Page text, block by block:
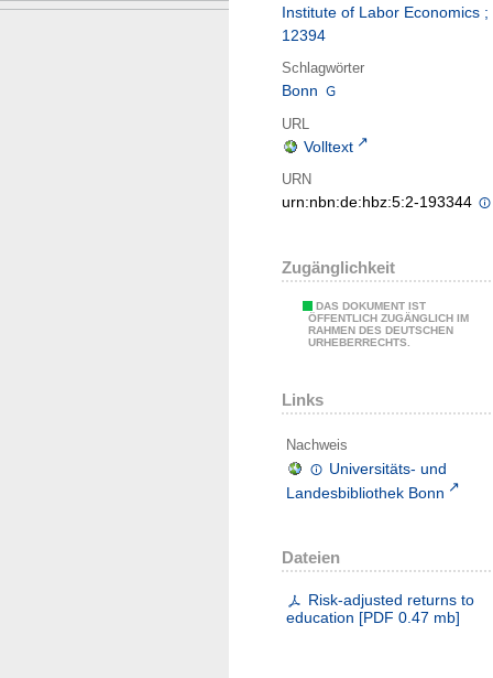
Institute of Labor Economics ;
12394
Schlagwörter
Bonn
URL
Volltext
URN
urn:nbn:de:hbz:5:2-193344
Zugänglichkeit
DAS DOKUMENT IST
ÖFFENTLICH ZUGÄNGLICH IM
RAHMEN DES DEUTSCHEN
URHEBERRECHTS.
Links
Nachweis
Universitäts- und
Landesbibliothek Bonn
Dateien
Risk-adjusted returns to
education [PDF 0.47 mb]